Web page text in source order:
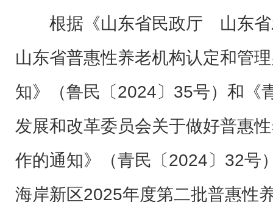
根据《山东省民政厅 山东
山东省普惠性养老机构认定和管
知》（鲁民〔2024〕35号）和
发展和改革委员会关于做好普惠
作的通知》（青民〔2024〕32号
海岸新区2025年度第二批普惠性